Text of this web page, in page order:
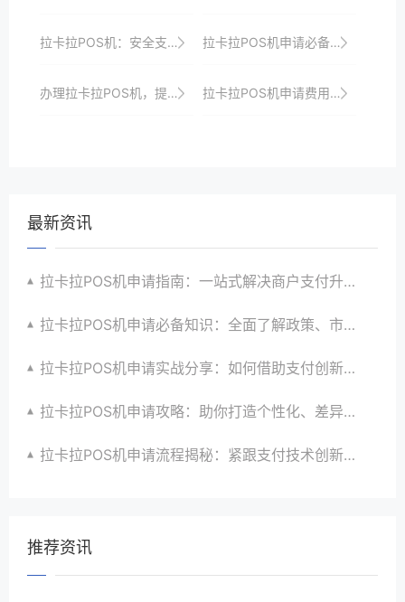
拉卡拉POS机：安全支付，守护每一笔交易 拉卡拉POS机申请必备条件：一文读懂
办理拉卡拉POS机，提升商家收银效率与品牌形象 拉卡拉POS机申请费用及优惠政策全解析
最新资讯
拉卡拉POS机申请指南：一站式解决商户支付升级、智能化与创新需求
拉卡拉POS机申请必备知识：全面了解政策、市场、技术与创新趋势
拉卡拉POS机申请实战分享：如何借助支付创新技术提升商户运营效益与效率
拉卡拉POS机申请攻略：助你打造个性化、差异化支付体验以提升竞争力
拉卡拉POS机申请流程揭秘：紧跟支付技术创新步伐，抢占市场先机
推荐资讯